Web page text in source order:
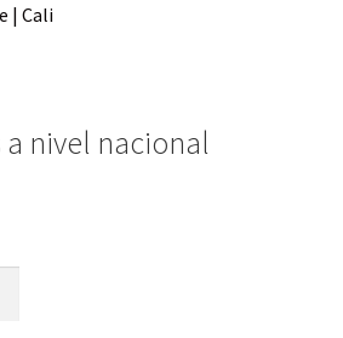
| Cali
a nivel nacional